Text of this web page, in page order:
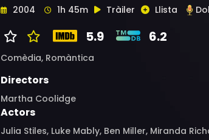
2004 1h 45m Tràiler Llista
5.9 6.2
Comèdia, Romàntica
Directors
Martha Coolidge
Actors
Julia Stiles, Luke Mably, Ben Miller, Miranda